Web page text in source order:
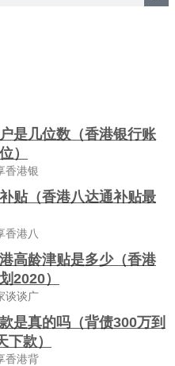
是几位数（香港银行账
）
香港银
贴（香港八达通补贴最
香港八
高龄津贴是多少（香港
2020）
谈谈广
是真的吗（背债300万到
下款）
香港背